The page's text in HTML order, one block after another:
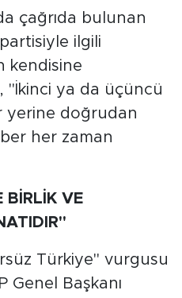
çağrıda bulunan
ilgili
kendisine
"İkinci ya da üçüncü
yerine doğrudan
her zaman
BİRLİK VE
Türkiye" vurgusu
Genel Başkanı